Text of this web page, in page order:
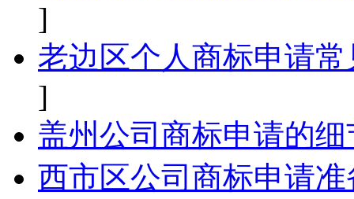
]
老边区个人商标申请
]
盖州公司商标申请的
西市区公司商标申请